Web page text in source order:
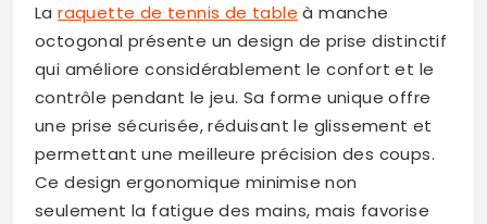
Laraquette de tennis de table à manche
octogonal présente un design de prise distinctif
qui améliore considérablement le confort et le
contrôle pendant le jeu. Sa forme unique offre
une prise sécurisée, réduisant le glissement et
permettant une meilleure précision des coups.
Ce design ergonomique minimise non
seulement la fatigue des mains, mais favorise